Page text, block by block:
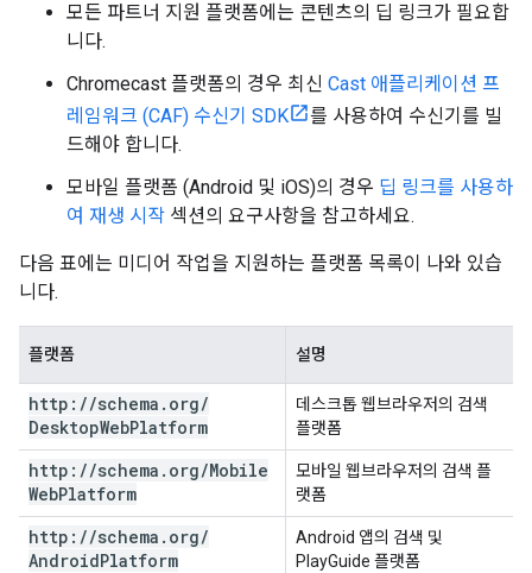
모든 파트너 지원 플랫폼에는 콘텐츠의 딥 링크가 필요합
니다.
Chromecast 플랫폼의 경우 최신 Cast 애플리케이션 프
레임워크 (CAF) 수신기 SDK
를 사용하여 수신기를 빌
드해야 합니다.
모바일 플랫폼 (Android 및 iOS)의 경우 딥 링크를 사용하
여 재생 시작 섹션의 요구사항을 참고하세요.
다음 표에는 미디어 작업을 지원하는 플랫폼 목록이 나와 있습
니다.
플랫폼 설명
http: //schema . org/
DesktopWebPlatform
데스크톱 웹브라우저의 검색
플랫폼
http: //schema . org/Mobile
WebPlatform
모바일 웹브라우저의 검색 플
랫폼
http: //schema . org/
AndroidPlatform
Android 앱의 검색 및
PlayGuide 플랫폼